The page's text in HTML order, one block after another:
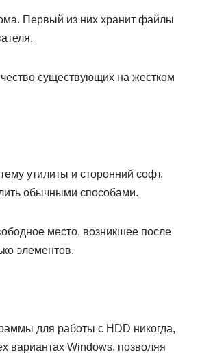
Первый из них хранит файлы
существующих на жестком
утилиты и сторонний софт.
обычными способами.
место, возникшее после
элементов.
для работы с HDD никогда,
вариантах Windows, позволяя